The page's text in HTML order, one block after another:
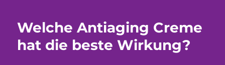
Welche Antiaging Creme
hat die beste Wirkung?